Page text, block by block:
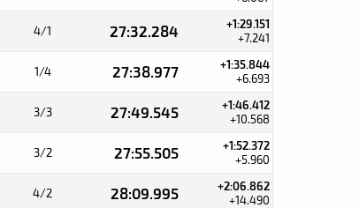
4/1 27:32.284 +1:29.151
+7.241
1/4 27:38.977 +1:35.844
+6.693
3/3 27:49.545 +1:46.412
+10.568
3/2 27:55.505 +1:52.372
+5.960
4/2 28:09.995 +2:06.862
+14.490